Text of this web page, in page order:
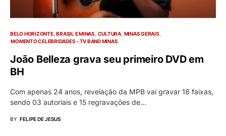
BELO HORIZONTE BRASIL E MINAS CULTURA MINAS GERAIS
MOMENTO CELEBRIDADES - TV BAND MINAS
João Belleza grava seu primeiro DVD em
BH
Com apenas 24 anos, revelação da MPB vai gravar 18 faixas,
sendo 03 autoriais e 15 regravações de…
BY FELIPE DE JESUS